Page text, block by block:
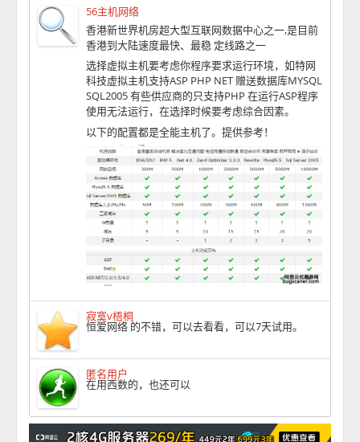
56主机网络
香港新世界机房超大型互联网数据中心之一,是目前
香港到大陆速度最快、最稳 定线路之一
选择虚拟主机要考虑你程序要求运行环境，如特网
科技虚拟主机支持ASP PHP NET 赠送数据库MYSQL
SQL2005 有些供应商的只支持PHP 在运行ASP程序
使用无法运行，在选择时候要考虑综合因素。
以下的配置都是全能主机了。提供参考！
寂寞v梧桐
恒爱网络 的不错，可以去看看，可以7天试用。
匿名用户
在用西数的，也还可以